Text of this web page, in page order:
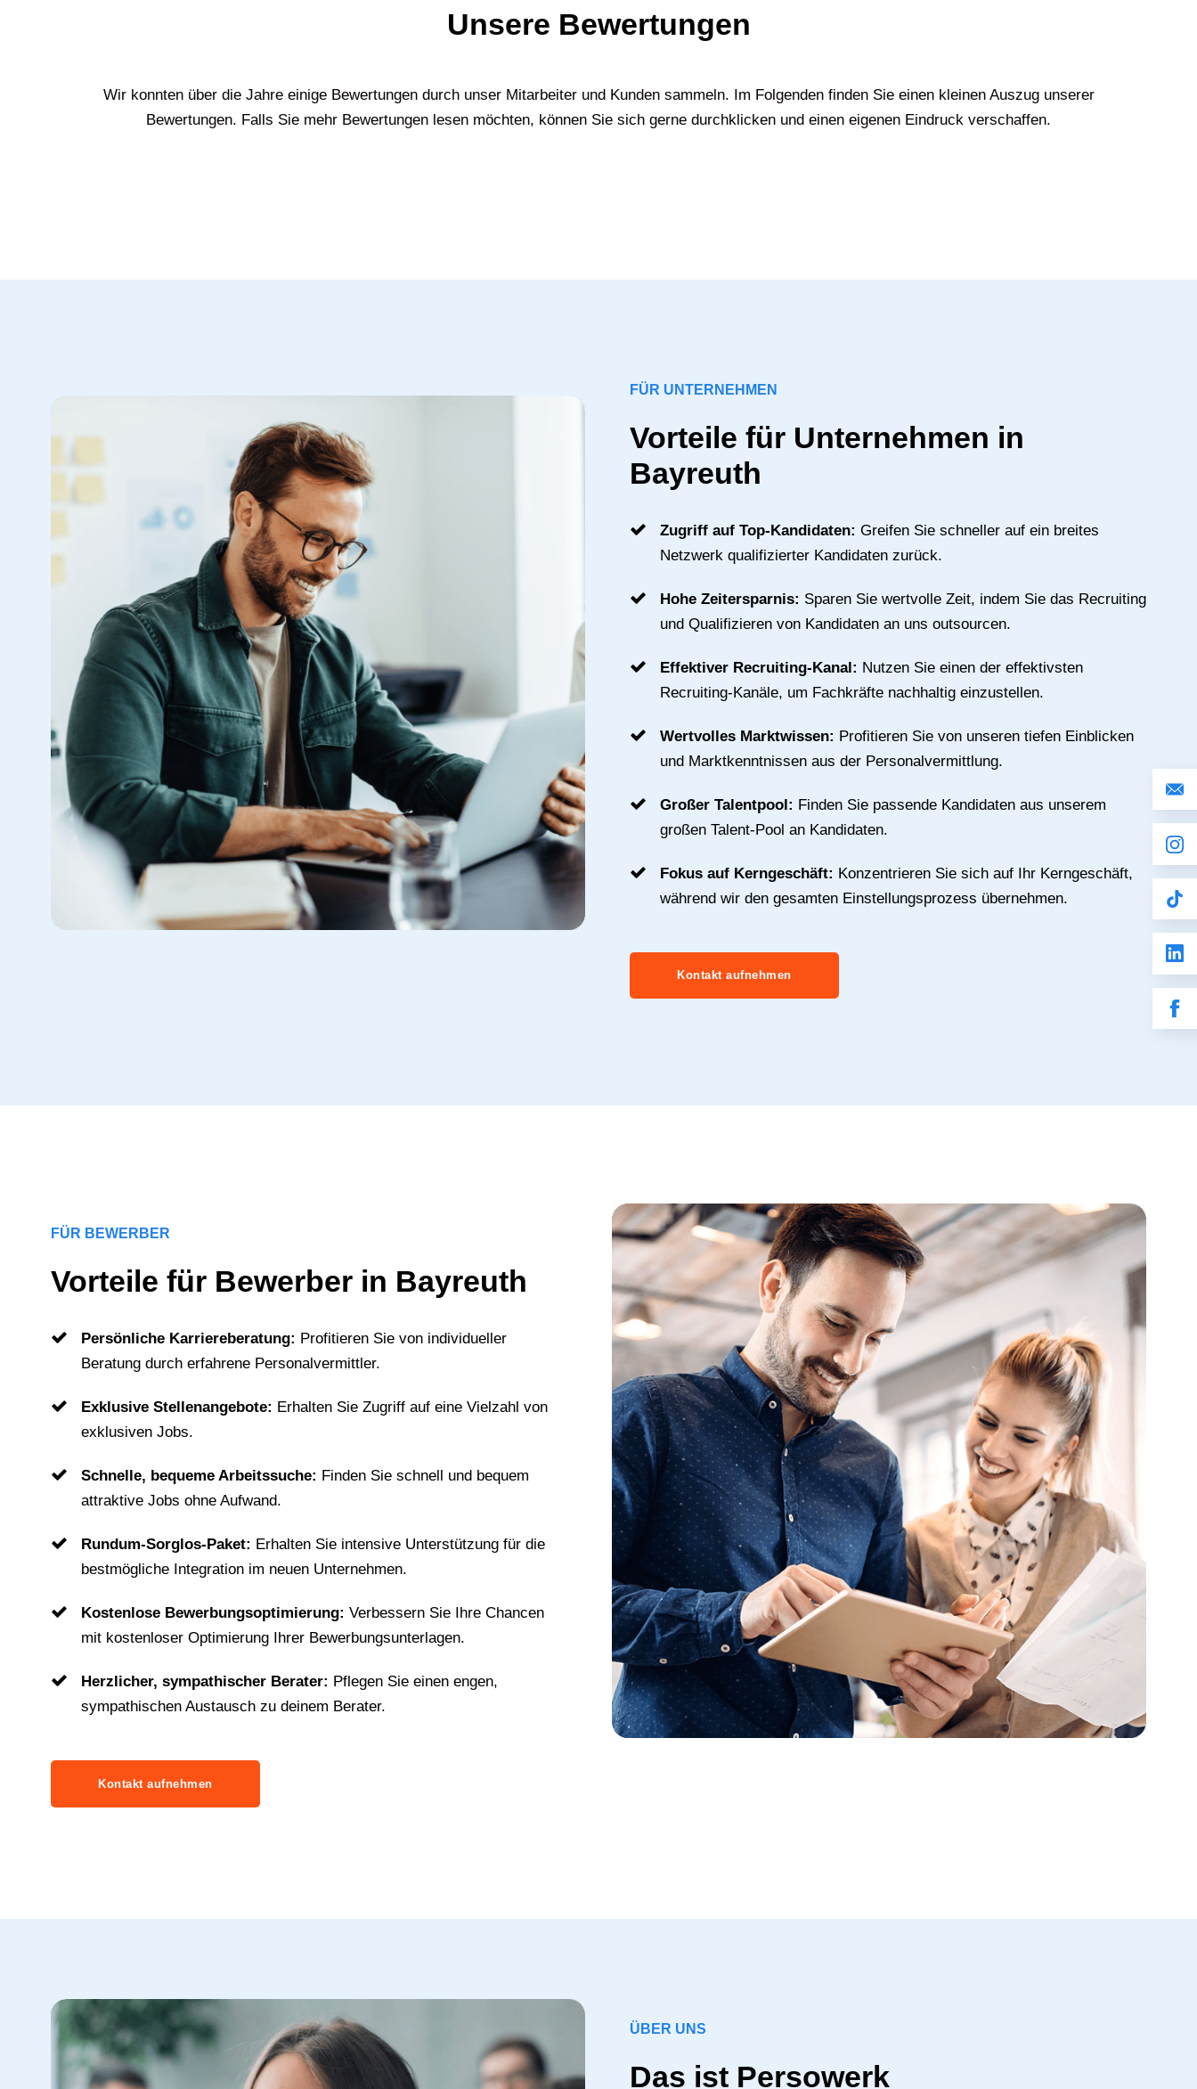
Unsere Bewertungen
Wir konnten über die Jahre einige Bewertungen durch unser Mitarbeiter und Kunden sammeln. Im Folgenden finden Sie einen kleinen Auszug unserer
Bewertungen. Falls Sie mehr Bewertungen lesen möchten, können Sie sich gerne durchklicken und einen eigenen Eindruck verschaffen.
FÜR UNTERNEHMEN
Vorteile für Unternehmen in
Bayreuth
Zugriff auf Top-Kandidaten: Greifen Sie schneller auf ein breites
Netzwerk qualifizierter Kandidaten zurück.
Hohe Zeitersparnis: Sparen Sie wertvolle Zeit, indem Sie das Recruiting
und Qualifizieren von Kandidaten an uns outsourcen.
Effektiver Recruiting-Kanal: Nutzen Sie einen der effektivsten
Recruiting-Kanäle, um Fachkräfte nachhaltig einzustellen.
Wertvolles Marktwissen: Profitieren Sie von unseren tiefen Einblicken
und Marktkenntnissen aus der Personalvermittlung.
Großer Talentpool: Finden Sie passende Kandidaten aus unserem
großen Talent-Pool an Kandidaten.
Fokus auf Kerngeschäft: Konzentrieren Sie sich auf Ihr Kerngeschäft,
während wir den gesamten Einstellungsprozess übernehmen.
Kontakt aufnehmen
FÜR BEWERBER
Vorteile für Bewerber in Bayreuth
Persönliche Karriereberatung: Profitieren Sie von individueller
Beratung durch erfahrene Personalvermittler.
Exklusive Stellenangebote: Erhalten Sie Zugriff auf eine Vielzahl von
exklusiven Jobs.
Schnelle, bequeme Arbeitssuche: Finden Sie schnell und bequem
attraktive Jobs ohne Aufwand.
Rundum-Sorglos-Paket: Erhalten Sie intensive Unterstützung für die
bestmögliche Integration im neuen Unternehmen.
Kostenlose Bewerbungsoptimierung: Verbessern Sie Ihre Chancen
mit kostenloser Optimierung Ihrer Bewerbungsunterlagen.
Herzlicher, sympathischer Berater: Pflegen Sie einen engen,
sympathischen Austausch zu deinem Berater.
Kontakt aufnehmen
ÜBER UNS
Das ist Persowerk